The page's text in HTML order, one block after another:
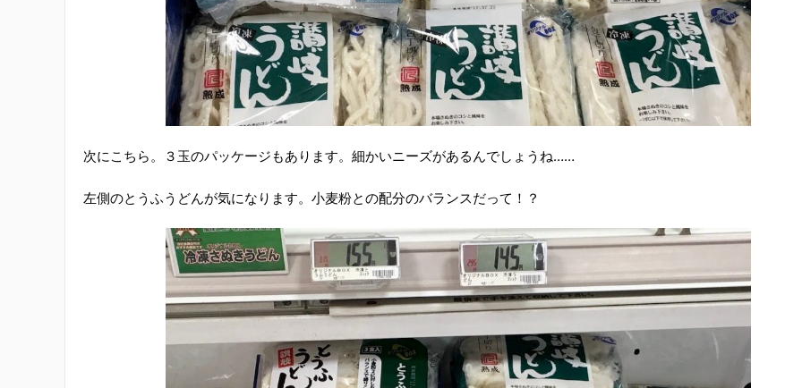
次にこちら。３玉のパッケージもあります。細かいニーズがあるんでしょうね……
左側のとうふうどんが気になります。小麦粉との配分のバランスだって！？